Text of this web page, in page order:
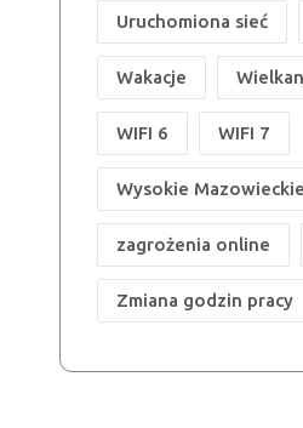
Uruchomiona sieć
Wakacje
WIFI 6 WIFI 7
Wysokie Mazowieckie
zagrożenia online
Zmiana godzin pracy